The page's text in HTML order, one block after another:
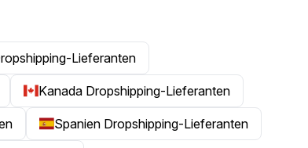
Lieferanten
Kanada Dropshipping-Lieferanten
Spanien Dropshipping-Lieferanten